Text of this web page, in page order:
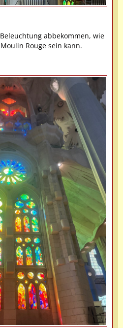
abbekommen, wie
Rouge sein kann.